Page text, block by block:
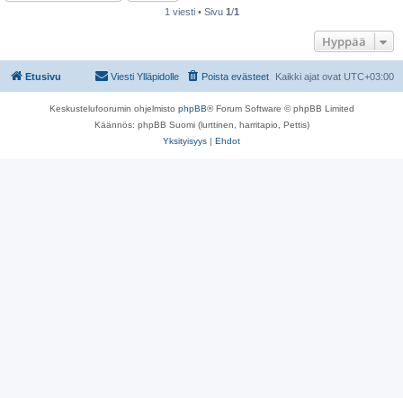
1 viesti • Sivu 1/1
Hyppää
Etusivu Kaikki ajat ovat UTC+03:00
Poista evästeet
Viesti Ylläpidolle
Keskustelufoorumin ohjelmisto phpBB® Forum Software © phpBB Limited
Käännös: phpBB Suomi (lurttinen, harritapio, Pettis)
Yksityisyys | Ehdot